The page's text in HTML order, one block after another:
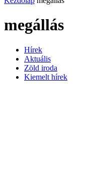
megállás
Hírek
Aktuális
Zöld iroda
Kiemelt hírek